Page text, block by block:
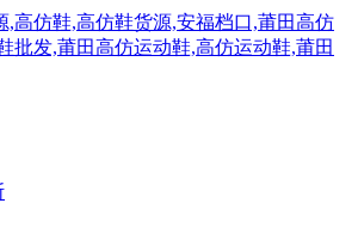
,高仿鞋,高仿鞋货源,安福档口,莆田高仿
批发,莆田高仿运动鞋,高仿运动鞋,莆田